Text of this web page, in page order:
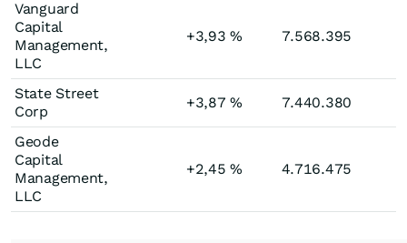
Vanguard
Capital
Management,
LLC
+3,93% 7.568.395
State Street
Corp
+3,87% 7.440.380
Geode
Capital
Management,
LLC
+2,45% 4.716.475